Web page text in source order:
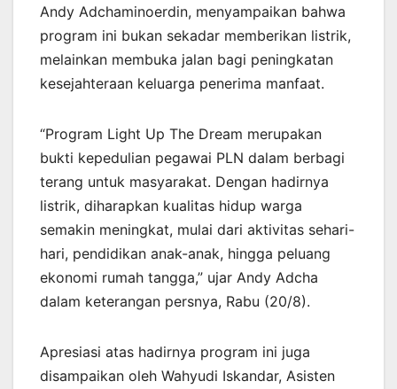
Andy Adchaminoerdin, menyampaikan bahwa
program ini bukan sekadar memberikan listrik,
melainkan membuka jalan bagi peningkatan
kesejahteraan keluarga penerima manfaat.
“Program Light Up The Dream merupakan
bukti kepedulian pegawai PLN dalam berbagi
terang untuk masyarakat. Dengan hadirnya
listrik, diharapkan kualitas hidup warga
semakin meningkat, mulai dari aktivitas sehari-
hari, pendidikan anak-anak, hingga peluang
ekonomi rumah tangga,” ujar Andy Adcha
dalam keterangan persnya, Rabu (20/8).
Apresiasi atas hadirnya program ini juga
disampaikan oleh Wahyudi Iskandar, Asisten